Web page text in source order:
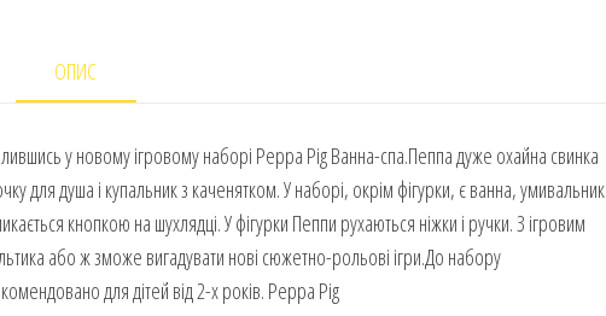
ОПИС
у новому ігровому наборі Peppa Pig Ванна-спа.Пеппа дуже охайна свинка
для душа і купальник з каченятком. У наборі, окрім фігурки, є ванна, умивальник
кнопкою на шухлядці. У фігурки Пеппи рухаються ніжки і ручки. З ігровим
або ж зможе вигадувати нові сюжетно-рольові ігри.До набору
для дітей від 2-х років. Peppa Pig